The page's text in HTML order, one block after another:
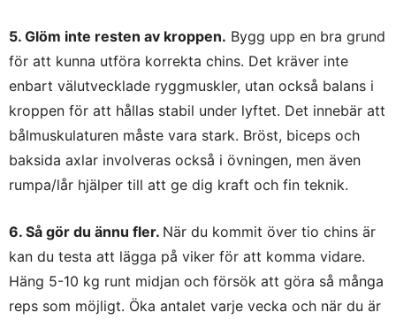
5. Glöm inte resten av kroppen. Bygg upp en bra grund
för att kunna utföra korrekta chins. Det kräver inte
enbart välutvecklade ryggmuskler, utan också balans i
kroppen för att hållas stabil under lyftet. Det innebär att
bålmuskulaturen måste vara stark. Bröst, biceps och
baksida axlar involveras också i övningen, men även
rumpa/lår hjälper till att ge dig kraft och fin teknik.
6. Så gör du ännu fler. När du kommit över tio chins är
kan du testa att lägga på viker för att komma vidare.
Häng 5-10 kg runt midjan och försök att göra så många
reps som möjligt. Öka antalet varje vecka och när du är